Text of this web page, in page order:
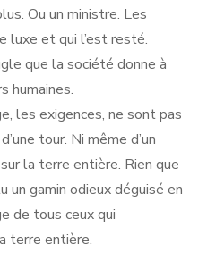
Ou un ministre. Les
luxe et qui l’est resté.
que la société donne à
humaines.
les exigences, ne sont pas
tour. Ni même d’un
la terre entière. Rien que
un gamin odieux déguisé en
de tous ceux qui
terre entière.